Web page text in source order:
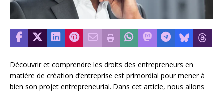
Découvrir et comprendre les droits des entrepreneurs en
matière de création d’entreprise est primordial pour mener à
bien son projet entrepreneurial. Dans cet article, nous allons